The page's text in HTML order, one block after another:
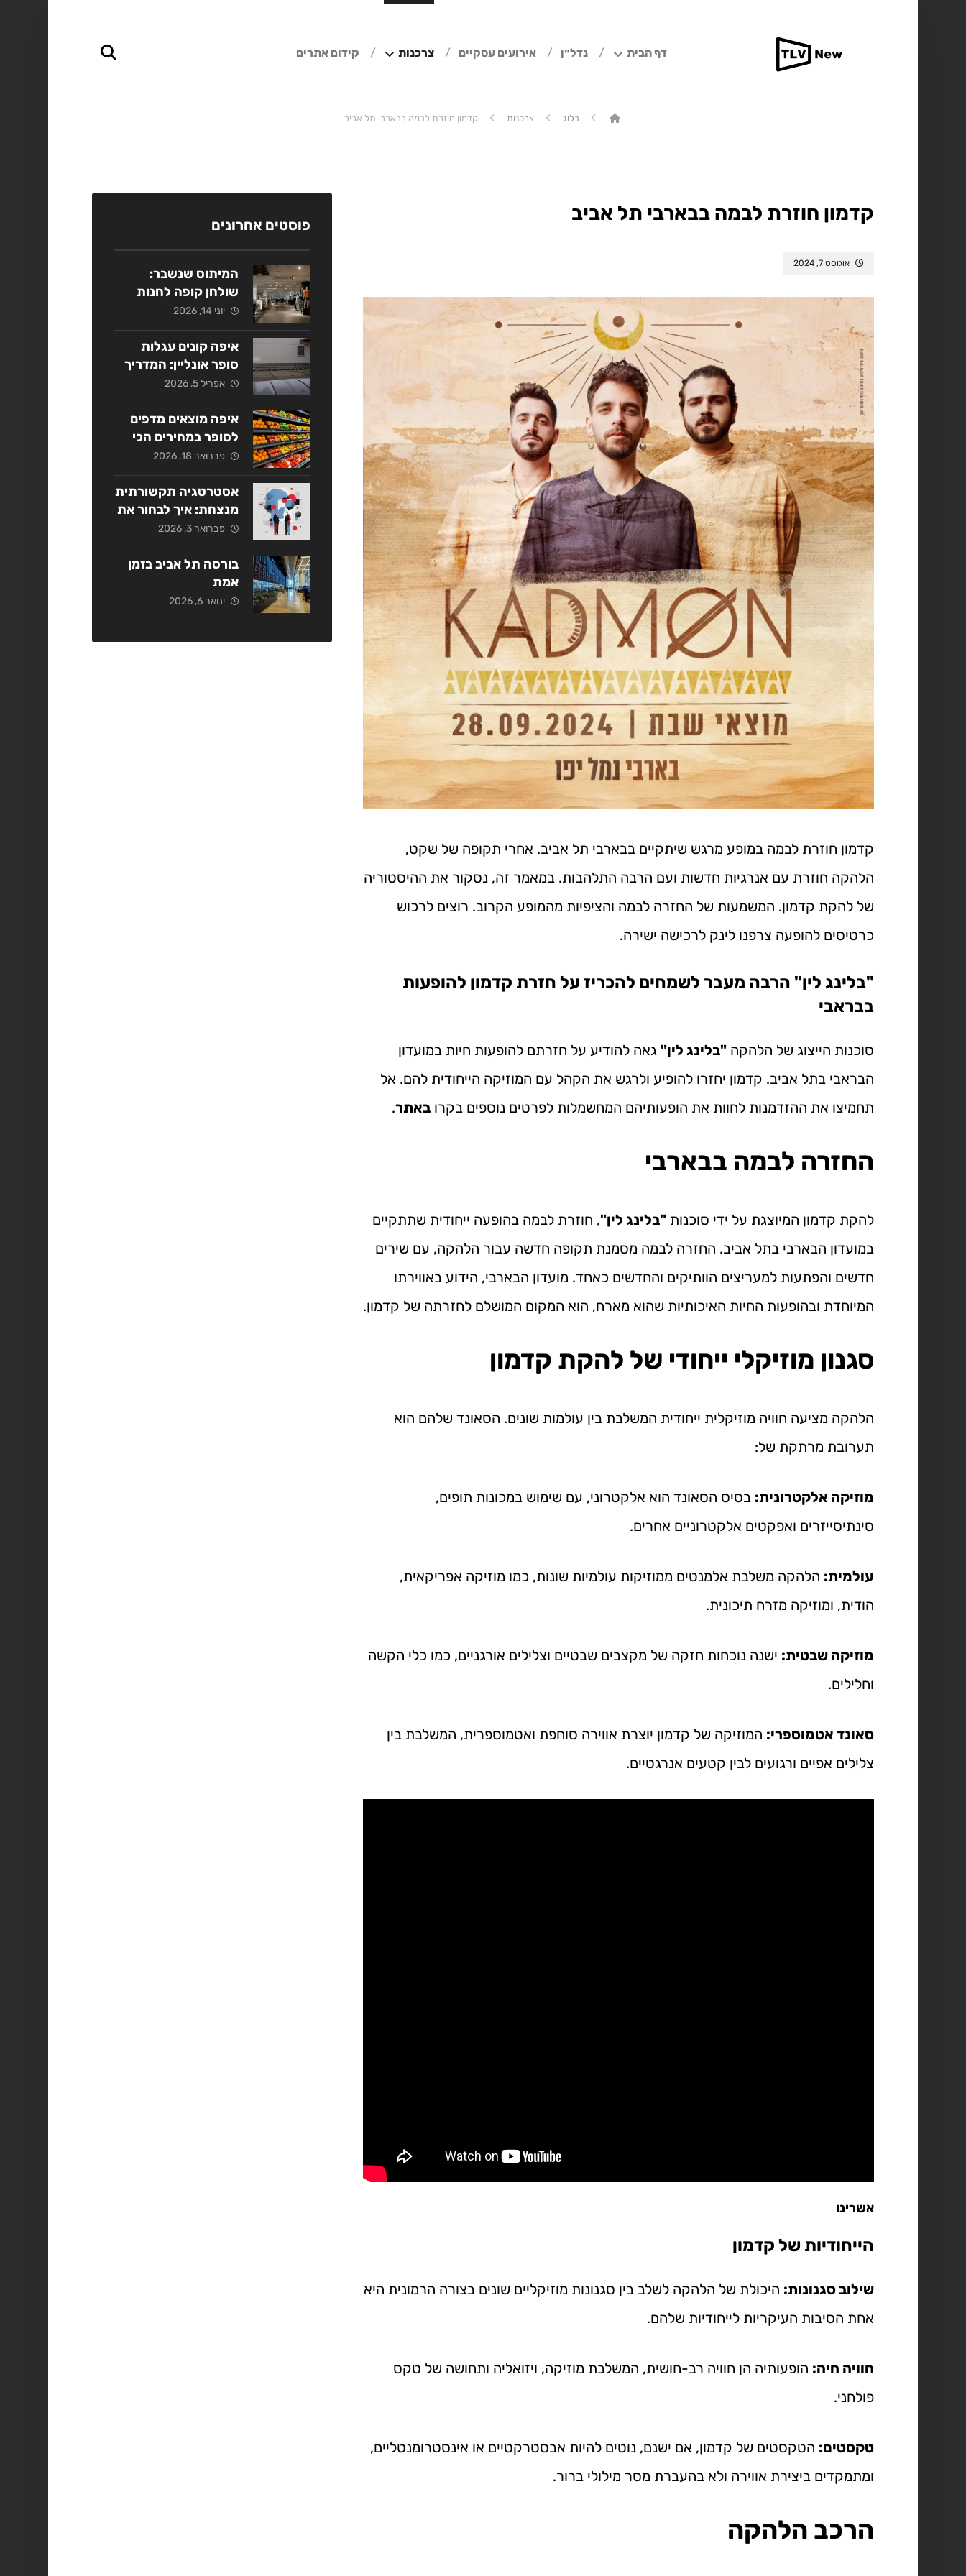
דף הבית נדל״ן אירועים עסקיים צרכנות קידום אתרים
בלוג צרכנות קדמון חוזרת לבמה בבארבי תל אביב
קדמון חוזרת לבמה בבארבי תל אביב
אוגוסט 7, 2024
קדמון חוזרת לבמה במופע מרגש שיתקיים בבארבי תל אביב. אחרי תקופה של שקט,
הלהקה חוזרת עם אנרגיות חדשות ועם הרבה התלהבות. במאמר זה, נסקור את ההיסטוריה
של להקת קדמון. המשמעות של החזרה לבמה והציפיות מהמופע הקרוב. רוצים לרכוש
כרטיסים להופעה צרפנו לינק לרכישה ישירה.
"בלינג לין" הרבה מעבר לשמחים להכריז על חזרת קדמון להופעות
בבראבי
סוכנות הייצוג של הלהקה "בלינג לין"גאה להודיע על חזרתם להופעות חיות במועדון
הבראבי בתל אביב. קדמון יחזרו להופיע ולרגש את הקהל עם המוזיקה הייחודית להם. אל
תחמיצו את ההזדמנות לחוות את הופעותיהם המחשמלות לפרטים נוספים בקרו באתר.
החזרה לבמה בבארבי
להקת קדמון המיוצגת על ידי סוכנות "בלינג לין", חוזרת לבמה בהופעה ייחודית שתתקיים
במועדון הבארבי בתל אביב. החזרה לבמה מסמנת תקופה חדשה עבור הלהקה, עם שירים
חדשים והפתעות למעריצים הוותיקים והחדשים כאחד. מועדון הבארבי, הידוע באווירתו
המיוחדת ובהופעות החיות האיכותיות שהוא מארח, הוא המקום המושלם לחזרתה של קדמון.
סגנון מוזיקלי ייחודי של להקת קדמון
הלהקה מציעה חוויה מוזיקלית ייחודית המשלבת בין עולמות שונים. הסאונד שלהם הוא
תערובת מרתקת של:
מוזיקה אלקטרונית: בסיס הסאונד הוא אלקטרוני, עם שימוש במכונות תופים,
סינתיסייזרים ואפקטים אלקטרוניים אחרים.
עולמית: הלהקה משלבת אלמנטים ממוזיקות עולמיות שונות, כמו מוזיקה אפריקאית,
הודית, ומוזיקה מזרח תיכונית.
מוזיקה שבטית: ישנה נוכחות חזקה של מקצבים שבטיים וצלילים אורגניים, כמו כלי הקשה
וחלילים.
סאונד אטמוספרי: המוזיקה של קדמון יוצרת אווירה סוחפת ואטמוספרית, המשלבת בין
צלילים אפיים ורגועים לבין קטעים אנרגטיים.
אשרינו
הייחודיות של קדמון
שילוב סגנונות: היכולת של הלהקה לשלב בין סגנונות מוזיקליים שונים בצורה הרמונית היא
אחת הסיבות העיקריות לייחודיות שלהם.
חוויה חיה: הופעותיה הן חוויה רב-חושית, המשלבת מוזיקה, ויזואליה ותחושה של טקס
פולחני.
טקסטים: הטקסטים של קדמון, אם ישנם, נוטים להיות אבסטרקטיים או אינסטרומנטליים,
ומתמקדים ביצירת אווירה ולא בהעברת מסר מילולי ברור.
הרכב הלהקה
פוסטים אחרונים
המיתוס שנשבר:
שולחן קופה לחנות
אופנה כמנוף מכירות
אסטרטגי
יוני 14, 2026
איפה קונים עגלות
סופר אונליין: המדריך
המלא ל-2026
אפריל 5, 2026
איפה מוצאים מדפים
לסופר במחירים הכי
משתלמים בשנת
2026?
פברואר 18, 2026
אסטרטגיה תקשורתית
מנצחת: איך לבחור את
החברה המתאימה
בישראל?
פברואר 3, 2026
בורסה תל אביב בזמן
אמת
ינואר 6, 2026